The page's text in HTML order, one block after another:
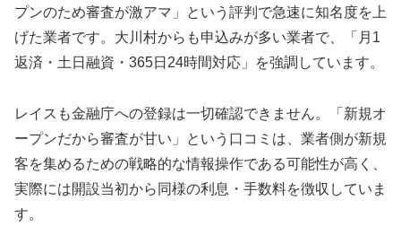
プンのため審査が激アマ」という評判で急速に知名度を上
げた業者です。大川村からも申込みが多い業者で、「月1
返済・土日融資・365日24時間対応」を強調しています。
レイスも金融庁への登録は一切確認できません。「新規オ
ープンだから審査が甘い」という口コミは、業者側が新規
客を集めるための戦略的な情報操作である可能性が高く、
実際には開設当初から同様の利息・手数料を徴収していま
す。